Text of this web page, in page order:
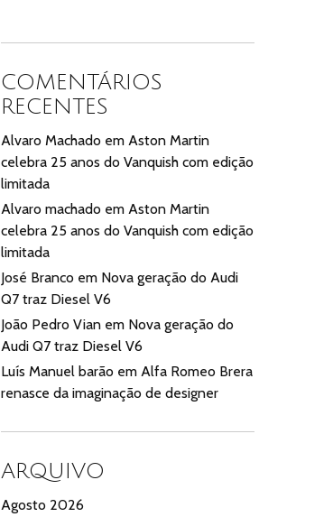
COMENTÁRIOS
RECENTES
Alvaro Machado emAston Martin
celebra 25 anos do Vanquish com edição
limitada
Alvaro machado emAston Martin
celebra 25 anos do Vanquish com edição
limitada
José Branco em Nova geração do Audi
Q7 traz Diesel V6
João Pedro Vian em Nova geração do
Audi Q7 traz Diesel V6
Luís Manuel barão emAlfa Romeo Brera
renasce da imaginação de designer
ARQUIVO
Agosto 2026